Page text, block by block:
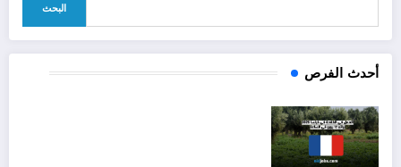
البحث
أحدث الفرص